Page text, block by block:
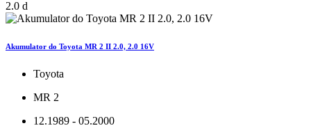
2.0 d
Akumulator do Toyota MR 2 II 2.0, 2.0 16V
Toyota
MR 2
12.1989 - 05.2000